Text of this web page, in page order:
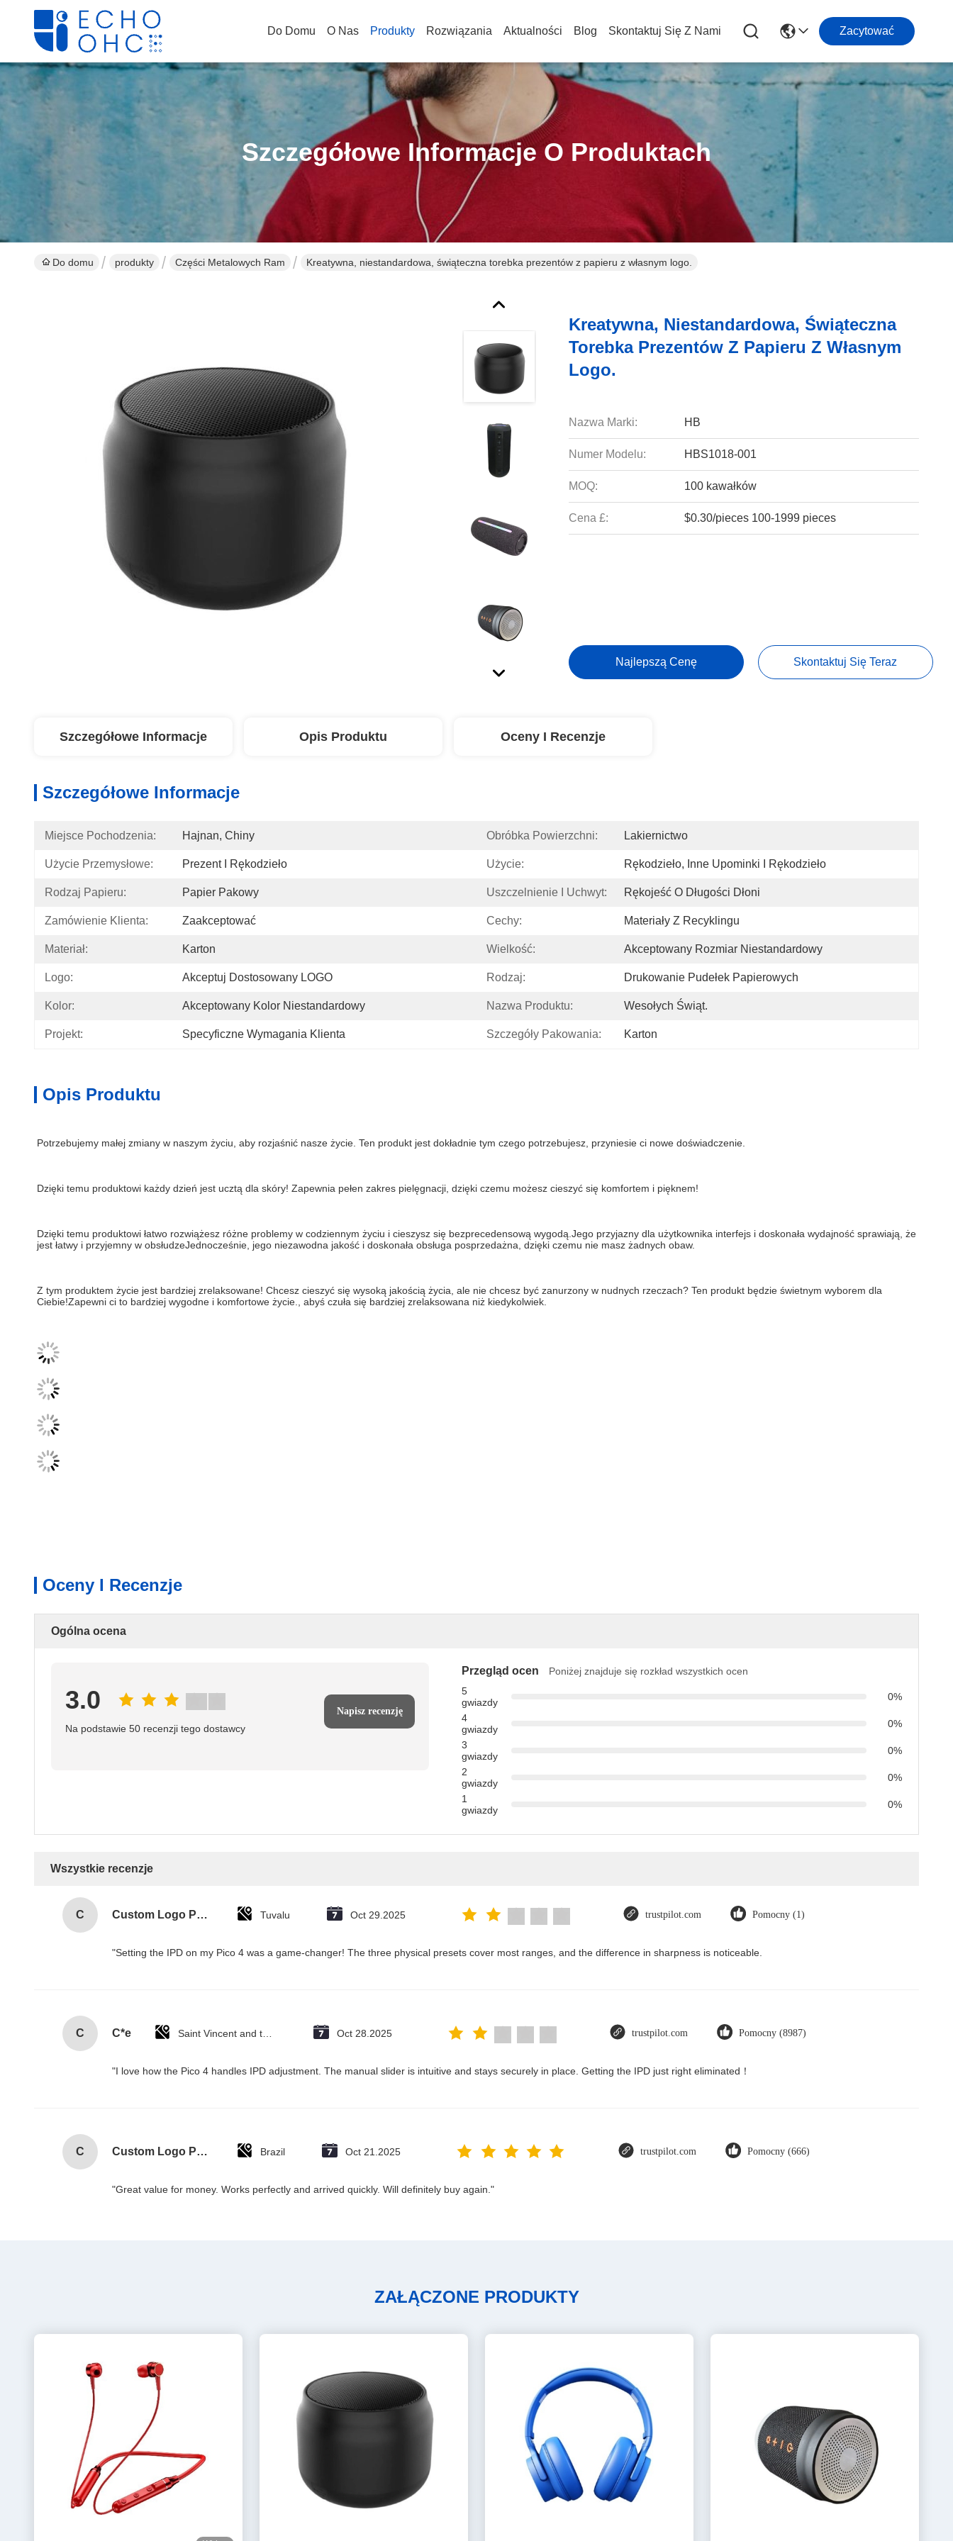
Do Domu O Nas Produkty Rozwiązania Aktualności Blog Skontaktuj Się Z Nami Zacytować
Szczegółowe Informacje O Produktach
Do domu produkty Części Metalowych Ram Kreatywna, niestandardowa, świąteczna torebka prezentów z papieru z własnym logo.
Kreatywna, Niestandardowa, Świąteczna
Torebka Prezentów Z Papieru Z Własnym
Logo.
Nazwa Marki: HB
Numer Modelu: HBS1018-001
MOQ: 100 kawałków
Cena £: $0.30/pieces 100-1999 pieces
Najlepszą Cenę Skontaktuj Się Teraz
Szczegółowe Informacje Opis Produktu Oceny I Recenzje
Szczegółowe Informacje
Miejsce Pochodzenia: Hajnan, Chiny Obróbka Powierzchni: Lakiernictwo
Użycie Przemysłowe: Prezent I Rękodzieło Użycie: Rękodzieło, Inne Upominki I Rękodzieło
Rodzaj Papieru: Papier Pakowy Uszczelnienie I Uchwyt: Rękojeść O Długości Dłoni
Zamówienie Klienta: Zaakceptować Cechy: Materiały Z Recyklingu
Materiał: Karton Wielkość: Akceptowany Rozmiar Niestandardowy
Logo: Akceptuj Dostosowany LOGO Rodzaj: Drukowanie Pudełek Papierowych
Kolor: Akceptowany Kolor Niestandardowy Nazwa Produktu: Wesołych Świąt.
Projekt: Specyficzne Wymagania Klienta Szczegóły Pakowania: Karton
Opis Produktu
Potrzebujemy małej zmiany w naszym życiu, aby rozjaśnić nasze życie. Ten produkt jest dokładnie tym czego potrzebujesz, przyniesie ci nowe doświadczenie.
Dzięki temu produktowi każdy dzień jest ucztą dla skóry! Zapewnia pełen zakres pielęgnacji, dzięki czemu możesz cieszyć się komfortem i pięknem!
Dzięki temu produktowi łatwo rozwiążesz różne problemy w codziennym życiu i cieszysz się bezprecedensową wygodą.Jego przyjazny dla użytkownika interfejs i doskonała wydajność sprawiają, że
jest łatwy i przyjemny w obsłudzeJednocześnie, jego niezawodna jakość i doskonała obsługa posprzedażna, dzięki czemu nie masz żadnych obaw.
Z tym produktem życie jest bardziej zrelaksowane! Chcesz cieszyć się wysoką jakością życia, ale nie chcesz być zanurzony w nudnych rzeczach? Ten produkt będzie świetnym wyborem dla
Ciebie!Zapewni ci to bardziej wygodne i komfortowe życie., abyś czuła się bardziej zrelaksowana niż kiedykolwiek.
Oceny I Recenzje
Ogólna ocena
3.0
Na podstawie 50 recenzji tego dostawcy
Napisz recenzję
Przegląd ocen
Poniżej znajduje się rozkład wszystkich ocen
5
gwiazdy
0%
4
gwiazdy
0%
3
gwiazdy
0%
2
gwiazdy
0%
1
gwiazdy
0%
Wszystkie recenzje
C Custom Logo Paper Cardboard Packing Folding White / Black / Rose Gold Luxury Magnetic Gift Box with Ribbon Closure Tuvalu Oct 29.2025 trustpilot.com Pomocny (1)
"Setting the IPD on my Pico 4 was a game-changer! The three physical presets cover most ranges, and the difference in sharpness is noticeable.
C C*e Oct 28.2025 trustpilot.com Pomocny (8987)
"I love how the Pico 4 handles IPD adjustment. The manual slider is intuitive and stays securely in place. Getting the IPD just right eliminated！
C Custom Logo Paper Cardboard Packing Folding White / Black / Rose Gold Luxury Magnetic Gift Box with Ribbon Closure Brazil Oct 21.2025 trustpilot.com Pomocny (666)
"Great value for money. Works perfectly and arrived quickly. Will definitely buy again."
ZAŁĄCZONE PRODUKTY